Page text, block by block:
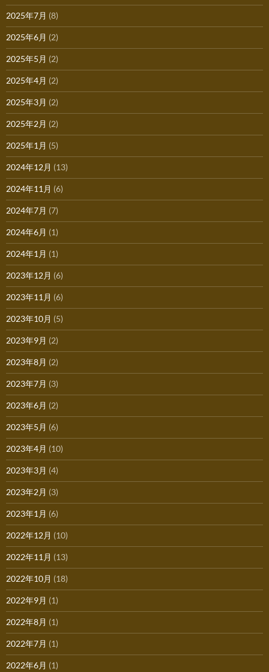
2025年7月 (8)
2025年6月 (2)
2025年5月 (2)
2025年4月 (2)
2025年3月 (2)
2025年2月 (2)
2025年1月 (5)
2024年12月 (13)
2024年11月 (6)
2024年7月 (7)
2024年6月 (1)
2024年1月 (1)
2023年12月 (6)
2023年11月 (6)
2023年10月 (5)
2023年9月 (2)
2023年8月 (2)
2023年7月 (3)
2023年6月 (2)
2023年5月 (6)
2023年4月 (10)
2023年3月 (4)
2023年2月 (3)
2023年1月 (6)
2022年12月 (10)
2022年11月 (13)
2022年10月 (18)
2022年9月 (1)
2022年8月 (1)
2022年7月 (1)
2022年6月 (1)